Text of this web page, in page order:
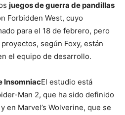
juegos de guerra de pandillas
Forbidden West, cuyo
para el 18 de febrero, pero
según Foxy, están
el equipo de desarrollo.
InsomniacEl estudio está
Man 2, que ha sido definido
en Marvel’s Wolverine, que se